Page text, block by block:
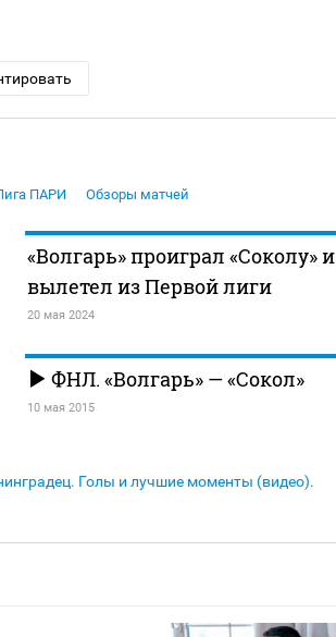
ПАРИ Обзоры матчей
«Волгарь» проиграл «Соколу» и
вылетел из Первой лиги
20 мая 2024
ФНЛ. «Волгарь» — «Сокол»
10 мая 2015
Голы и лучшие моменты (видео).